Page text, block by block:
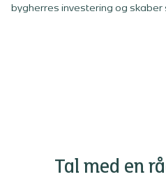
bygherres investering og skaber
Tal med en